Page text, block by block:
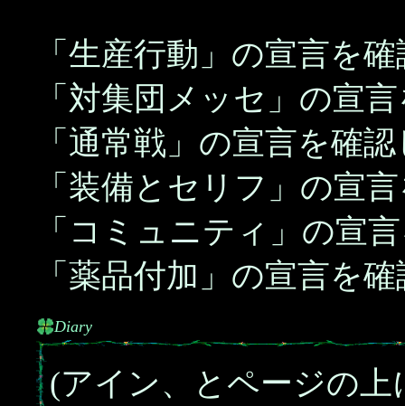
「生産行動」の宣言を
「対集団メッセ」の宣
「通常戦」の宣言を確
「装備とセリフ」の宣
「コミュニティ」の宣
「薬品付加」の宣言を
Diary
(アイン、とページの上